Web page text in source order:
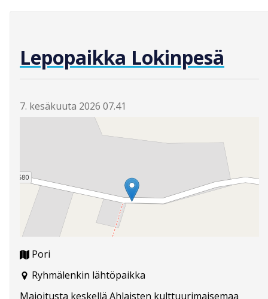
Lepopaikka Lokinpesä
7. kesäkuuta 2026 07.41
Pori
Ryhmälenkin lähtöpaikka
Majoitusta keskellä Ahlaisten kulttuurimaisemaa